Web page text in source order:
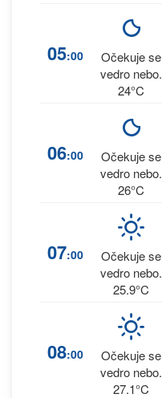
05:00
Očekuje se
vedro nebo.
24°C
06:00
Očekuje se
vedro nebo.
26°C
07:00
Očekuje se
vedro nebo.
25.9°C
08:00
Očekuje se
vedro nebo.
27.1°C